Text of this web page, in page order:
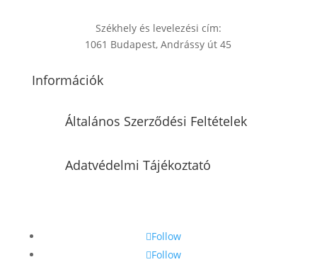
Székhely és levelezési cím:
1061 Budapest, Andrássy út 45
Információk
Általános Szerződési Feltételek
Adatvédelmi Tájékoztató
Follow
Follow